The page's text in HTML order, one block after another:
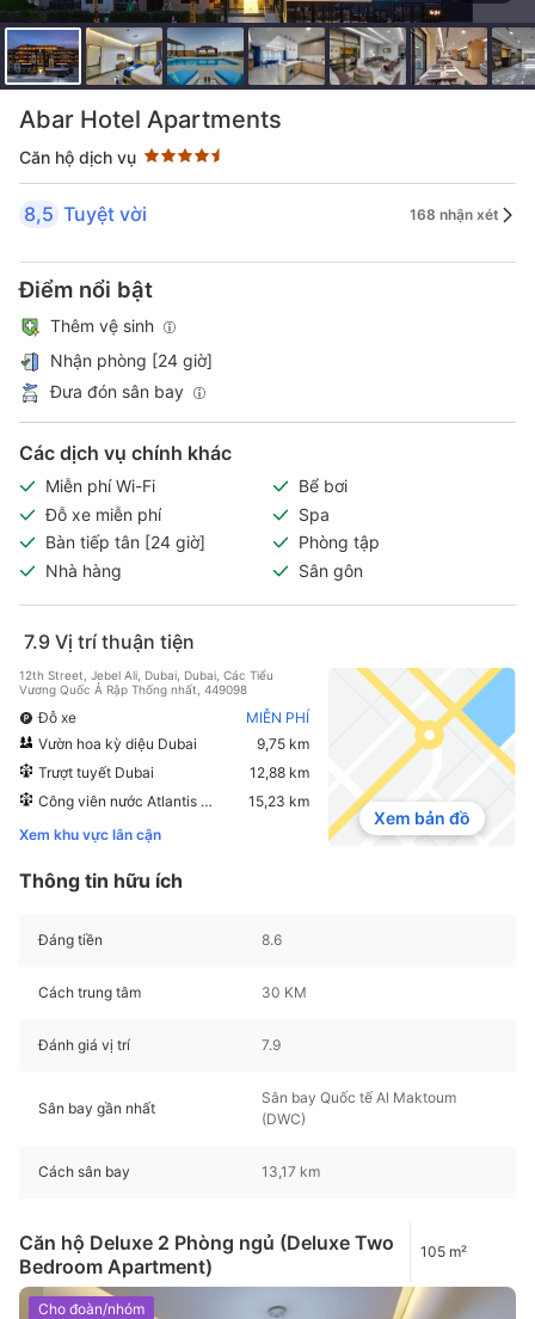
Abar Hotel Apartments
Căn hộ dịch vụ
Đánh giá sao 4.5 sao
8,5 Tuyệt vời 168 nhận xét
Điểm nổi bật
Thêm vệ sinh
Nhận phòng [24 giờ]
Đưa đón sân bay
Các dịch vụ chính khác
Miễn phí Wi-Fi
Bể bơi
Đỗ xe miễn phí
Spa
Bàn tiếp tân [24 giờ]
Phòng tập
Nhà hàng
Sân gôn
7.9 Vị trí thuận tiện
12th Street, Jebel Ali, Dubai, Dubai, Các Tiểu
Vương Quốc Ả Rập Thống nhất, 449098
Đỗ xe
MIỄN PHÍ
Vườn hoa kỳ diệu Dubai
9,75 km
Trượt tuyết Dubai
12,88 km
Công viên nước Atlantis Aquaventure
15,23 km
Xem khu vực lân cận
Xem bản đồ
Thông tin hữu ích
Đáng tiền 8.6
Cách trung tâm 30 KM
Đánh giá vị trí 7.9
Sân bay gần nhất
Sân bay Quốc tế Al Maktoum
(DWC)
Cách sân bay 13,17 km
Căn hộ Deluxe 2 Phòng ngủ (Deluxe Two
Bedroom Apartment)
105 m²
Cho đoàn/nhóm